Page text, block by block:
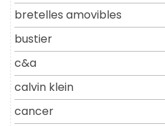
bretelles amovibles
bustier
c&a
calvin klein
cancer